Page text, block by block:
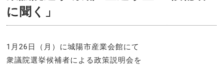
に聞く」
1月26日（月）に城陽市産業会館にて
衆議院選挙候補者による政策説明会を